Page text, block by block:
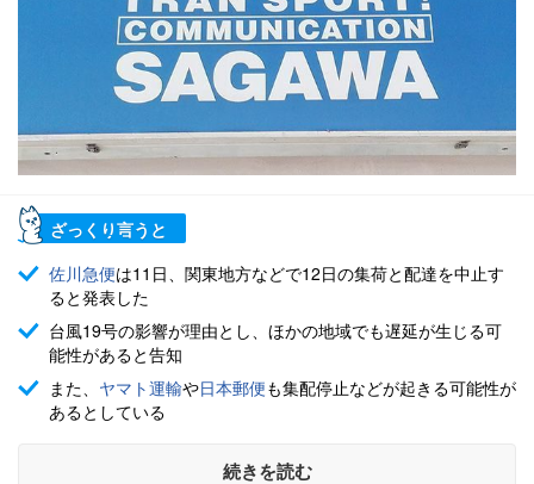
ざっくり言うと
佐川急便は11日、関東地方などで12日の集荷と配達を中止す
ると発表した
台風19号の影響が理由とし、ほかの地域でも遅延が生じる可
能性があると告知
また、 ヤマト運輸や日本郵便も集配停止などが起きる可能性が
あるとしている
続きを読む